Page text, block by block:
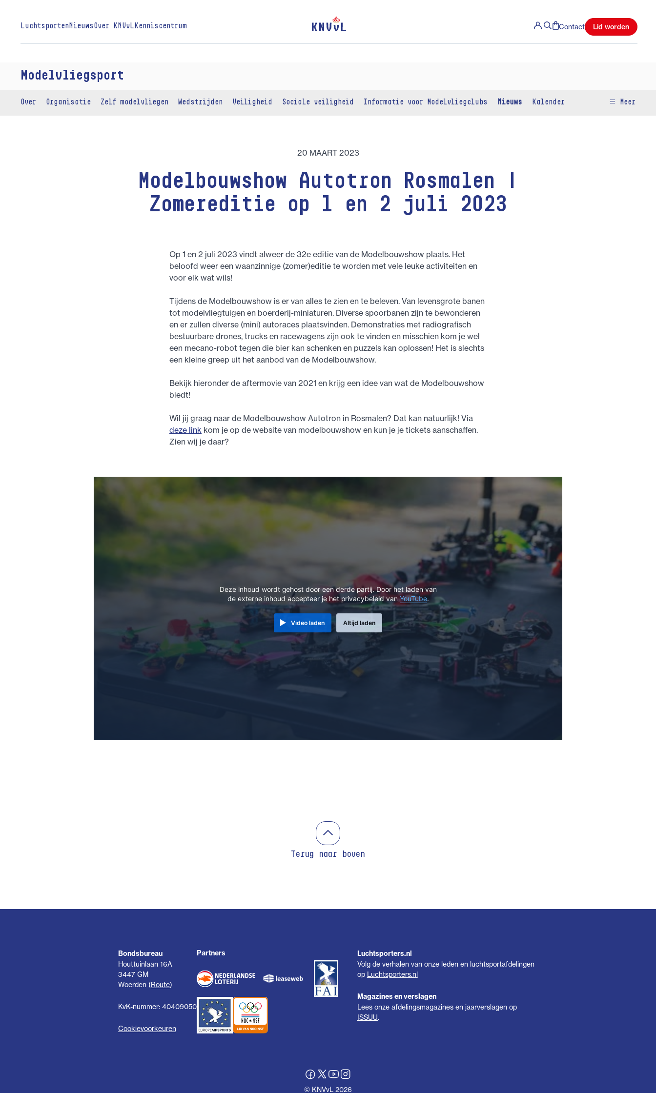
Luchtsporten Nieuws Over KNVvL Kenniscentrum Contact Lid worden
Modelvliegsport
Over Organisatie Zelf modelvliegen Wedstrijden Veiligheid Sociale veiligheid Informatie voor Modelvliegclubs Nieuws Kalender Meer
20 MAART 2023
Modelbouwshow Autotron Rosmalen |
Zomereditie op 1 en 2 juli 2023
Op 1 en 2 juli 2023 vindt alweer de 32e editie van de Modelbouwshow plaats. Het
beloofd weer een waanzinnige (zomer)editie te worden met vele leuke activiteiten en
voor elk wat wils!
Tijdens de Modelbouwshow is er van alles te zien en te beleven. Van levensgrote banen
tot modelvliegtuigen en boerderij-miniaturen. Diverse spoorbanen zijn te bewonderen
en er zullen diverse (mini) autoraces plaatsvinden. Demonstraties met radiografisch
bestuurbare drones, trucks en racewagens zijn ook te vinden en misschien kom je wel
een mecano-robot tegen die bier kan schenken en puzzels kan oplossen! Het is slechts
een kleine greep uit het aanbod van de Modelbouwshow.
Bekijk hieronder de aftermovie van 2021 en krijg een idee van wat de Modelbouwshow
biedt!
Wil jij graag naar de Modelbouwshow Autotron in Rosmalen? Dat kan natuurlijk! Via
deze link kom je op de website van modelbouwshow en kun je je tickets aanschaffen.
Zien wij je daar?
Deze inhoud wordt gehost door een derde partij. Door het laden van
de externe inhoud accepteer je het privacybeleid vanYouTube.
Video laden Altijd laden
Terug naar boven
Bondsbureau
Houttuinlaan 16A
3447 GM
Woerden (Route)
KvK-nummer: 40409050
Cookievoorkeuren
Partners Luchtsporters.nl
Volg de verhalen van onze leden en luchtsportafdelingen
op Luchtsporters.nl
Magazines en verslagen
Lees onze afdelingsmagazines en jaarverslagen op
ISSUU.
© KNVvL 2026